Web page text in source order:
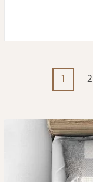
1 2